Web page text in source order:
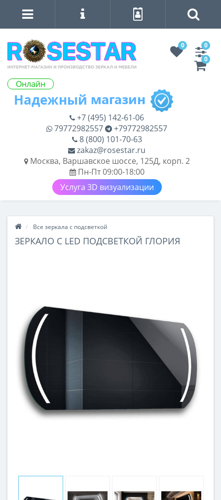
Онлайн
0
0
0
+7 (495) 142-61-06
79772982557
+79772982557
8 (800) 101-70-63
zakaz@rosestar.ru
Москва, Варшавское шоссе, 125Д, корп. 2
Пн-Пт 09:00-18:00
Услуга 3D визуализации
Все зеркала с подсветкой
ЗЕРКАЛО С LED ПОДСВЕТКОЙ ГЛОРИЯ